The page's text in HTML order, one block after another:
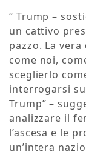
“ Trump –
un cattivo
pazzo. La
come noi,
sceglierlo
interrogarsi
Trump” –
analizzare il
l’ascesa e le
un’intera